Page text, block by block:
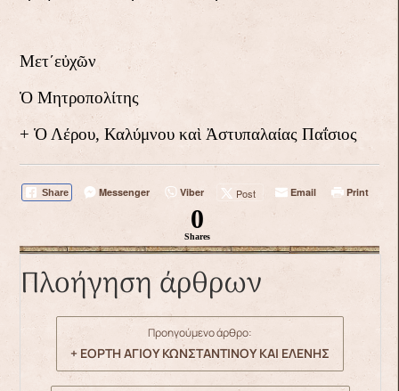
Μετ΄εὐχῶν
Ὁ Μητροπολίτης
+ Ὁ Λέρου, Καλύμνου καὶ Ἀστυπαλαίας Παΐσιος
Share Messenger Viber Post Email Print
0
Shares
Πλοήγηση άρθρων
Προηγούμενο άρθρο:
+ ΕΟΡΤΗ ΑΓΙΟΥ ΚΩΝΣΤΑΝΤΙΝΟΥ ΚΑΙ ΕΛΕΝΗΣ